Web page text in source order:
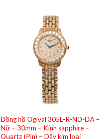
Đồng hồ Ogival 305L-R-ND-DA –
Nữ – 30mm – Kính sapphire –
Quartz (Pin) – Dây kim loại